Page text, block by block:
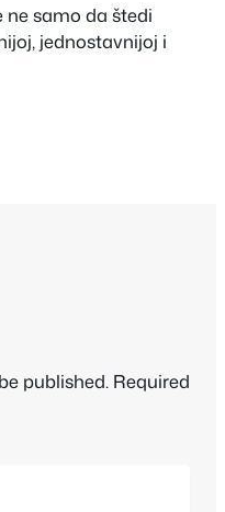
samo da štedi
jednostavnijoj i
published. Required